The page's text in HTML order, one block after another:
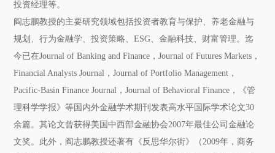
投资经理等。
阎志鹏教授的主要研究领域包括投资者教育与保护、养老金融与
规划、行为金融学、投资策略、ESG、金融科技、财富管理。迄
今已在Journal of Banking and Finance，Journal of Futures Markets，
Financial Analysts Journal，Journal of Portfolio Management，
Pacific-Basin Finance Journal，Journal of Behavioral Finance，《管
理科学学报》等国内外金融学术期刊发表高水平国际学术论文30
余篇。其论文曾获得美国中西部金融协会2007年最佳公司金融论
文奖。此外，阎志鹏教授还著有《反思华尔街》（2009年，商务